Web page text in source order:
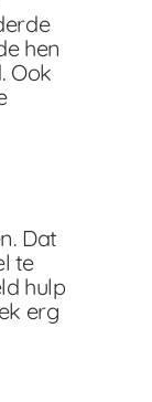
hen
Ook
Dat
te
hulp
erg